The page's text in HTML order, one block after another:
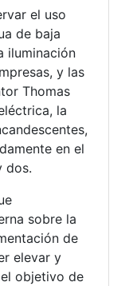
el uso
de baja
iluminación
y las
Thomas
la
en el
dos.
sobre la
de
elevar y
objetivo de